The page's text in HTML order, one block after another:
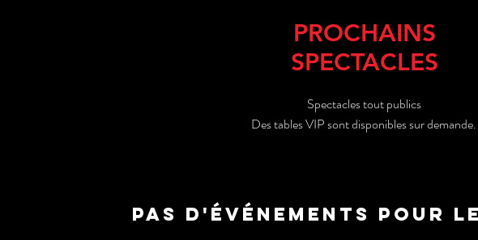
PROCHAINS
SPECTACLES
Spectacles tout publics
Des tables VIP sont disponibles sur demande.
Pas d'événements pour